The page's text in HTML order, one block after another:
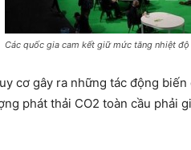
Các quốc gia cam kết giữ mức tăng nhiệt
cơ gây ra những tác động
phát thải CO2 toàn cầu phải